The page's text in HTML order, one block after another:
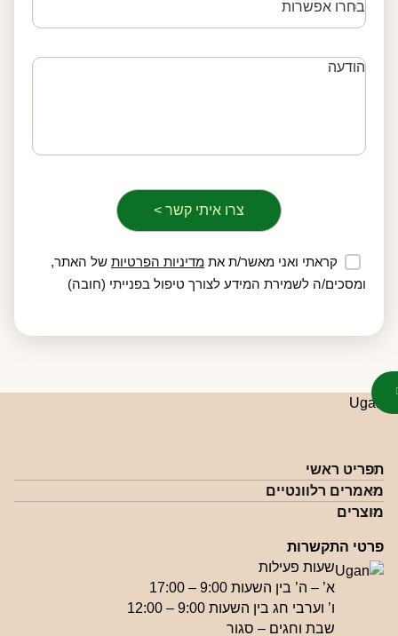
קראתי ואני מאשר/ת את מדיניות הפרטיותשל האתר,
ומסכים/ה לשמירת המידע לצורך טיפול בפנייתי (חובה)
תפריט ראשי
מאמרים רלוונטיים
מוצרים
פרטי התקשרות
שעות פעילות
א’ – ה’ בין השעות 9:00 – 17:00
ו’ וערבי חג בין השעות 9:00 – 12:00
שבת וחגים – סגור